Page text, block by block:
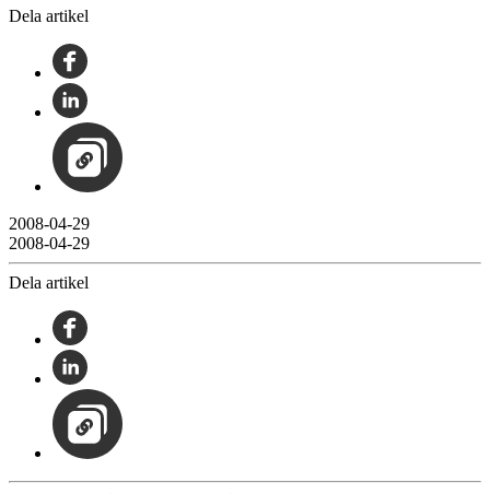
Dela artikel
2008-04-29
2008-04-29
Dela artikel